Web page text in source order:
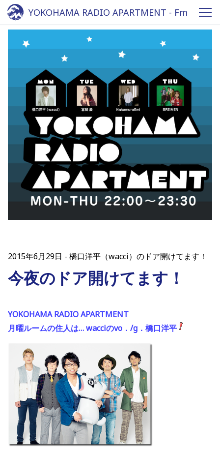
YOKOHAMA RADIO APARTMENT - Fm
yokohama 84.7
2015年6月29日 橋口洋平（wacci）のドア開けてます！
今夜のドア開けてます！
YOKOHAMA RADIO APARTMENT
月曜ルームの住人は… wacciのvo．/g．橋口洋平